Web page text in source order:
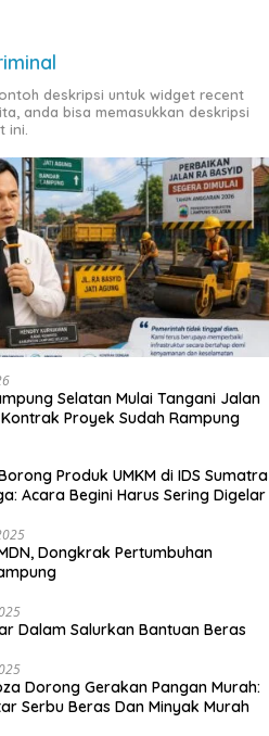
deskripsi untuk widget recent
anda bisa memasukkan deskripsi
ini.
Selatan Mulai Tangani Jalan
Kontrak Proyek Sudah Rampung
Produk UMKM di IDS Sumatra
Acara Begini Harus Sering Digelar
Dongkrak Pertumbuhan
Dalam Salurkan Bantuan Beras
Dorong Gerakan Pangan Murah:
Serbu Beras Dan Minyak Murah